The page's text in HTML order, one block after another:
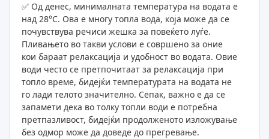
✅ Од денес, минималната температура на водата е
над 28°C. Ова е многу топла вода, која може да се
почувствува речиси жешка за повеќето луѓе.
Пливањето во такви услови е совршено за оние
кои бараат релаксација и удобност во водата. Овие
води често се претпочитаат за релаксација при
топло време, бидејќи температурата на водата не
го лади телото значително. Сепак, важно е да се
запамети дека во толку топли води е потребна
претпазливост, бидејќи продолженото изложување
без одмор може да доведе до прегревање.